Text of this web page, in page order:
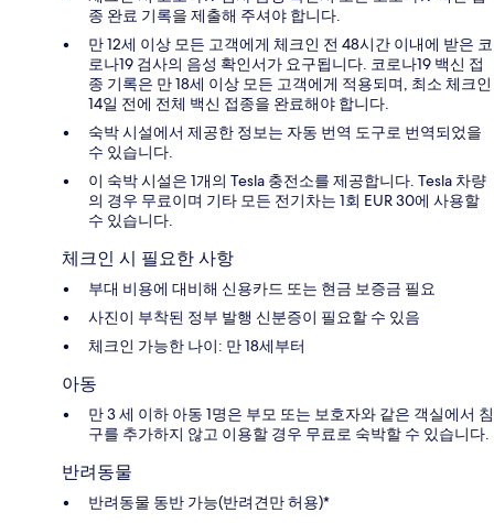
종 완료 기록을 제출해 주셔야 합니다.
만 12세 이상 모든 고객에게 체크인 전 48시간 이내에 받은 코
로나19 검사의 음성 확인서가 요구됩니다. 코로나19 백신 접
종 기록은 만 18세 이상 모든 고객에게 적용되며, 최소 체크인
14일 전에 전체 백신 접종을 완료해야 합니다.
숙박 시설에서 제공한 정보는 자동 번역 도구로 번역되었을
수 있습니다.
이 숙박 시설은 1개의 Tesla 충전소를 제공합니다. Tesla 차량
의 경우 무료이며 기타 모든 전기차는 1회 EUR 30에 사용할
수 있습니다.
체크인 시 필요한 사항
부대 비용에 대비해 신용카드 또는 현금 보증금 필요
사진이 부착된 정부 발행 신분증이 필요할 수 있음
체크인 가능한 나이: 만 18세부터
아동
만 3 세 이하 아동 1명은 부모 또는 보호자와 같은 객실에서 침
구를 추가하지 않고 이용할 경우 무료로 숙박할 수 있습니다.
반려동물
반려동물 동반 가능(반려견만 허용)*